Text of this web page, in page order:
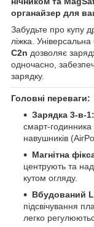
органайзер для
Забудьте про купу
ліжка.
C2n дозволяє
одночасно,
зарядку.
Головні переваги:
Зарядка 3-в-1:
смарт-
навушників
Магнітна
центрують та
кутом огляду.
Вбудований
підсвічування
легко